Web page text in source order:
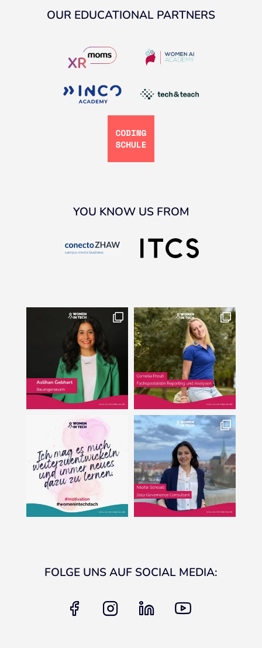
OUR EDUCATIONAL PARTNERS
YOU KNOW US FROM
FOLGE UNS AUF SOCIAL MEDIA:
facebook instagram